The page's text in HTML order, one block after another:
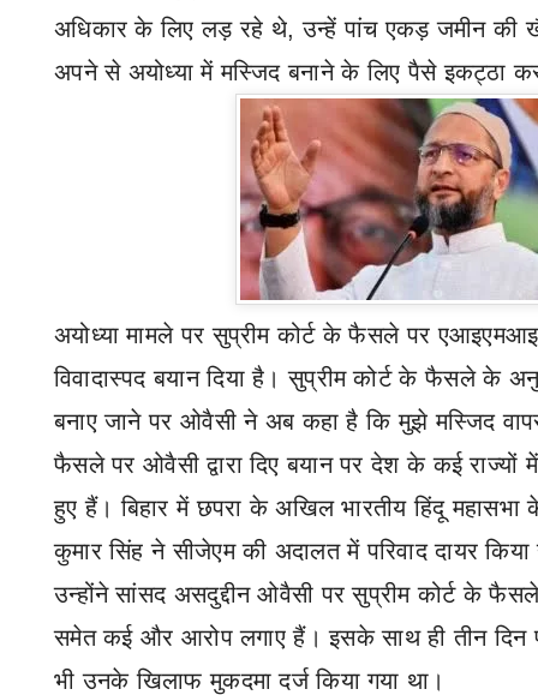
अधिकार के लिए लड़ रहे थे,उन्‍हें पांच एकड़ जमीन की
अपने से अयोध्‍या में मस्जिद बनाने के लिए पैसे इकट्ठा
अयोध्या मामले पर सुप्रीम कोर्ट के फैसले पर
विवादास्पद बयान दिया है। सुप्रीम कोर्ट के फैसले के
बनाए जाने पर ओवैसी ने अब कहा है कि मुझे मस्जिद
फैसले पर ओवैसी द्वारा दिए बयान पर देश के कई
हुए हैं। बिहार में छपरा के अखिल भारतीय हिंदू महासभा
कुमार सिंह ने सीजेएम की अदालत में परिवाद दायर
उन्‍होंने सांसद असदुद्दीन ओवैसी पर सुप्रीम कोर्ट के
समेत कई और आरोप लगाए हैं। इसके साथ ही तीन दिन
भी उनके खिलाफ मुकदमा दर्ज किया गया था।